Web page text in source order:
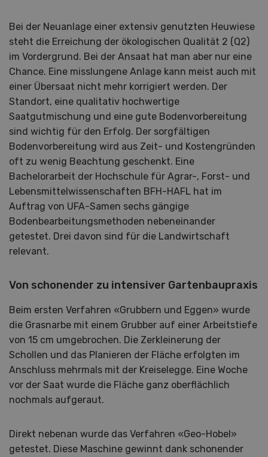
Bei der Neuanlage einer extensiv genutzten Heuwiese
steht die Erreichung der ökologischen Qualität 2 (Q2)
im Vordergrund. Bei der Ansaat hat man aber nur eine
Chance. Eine misslungene Anlage kann meist auch mit
einer Übersaat nicht mehr korrigiert werden. Der
Standort, eine qualitativ hochwertige
Saatgutmischung und eine gute Bodenvorbereitung
sind wichtig für den Erfolg. Der sorgfältigen
Bodenvorbereitung wird aus Zeit- und Kostengründen
oft zu wenig Beachtung geschenkt. Eine
Bachelorarbeit der Hochschule für Agrar-, Forst- und
Lebensmittelwissenschaften BFH-HAFL hat im
Auftrag von UFA-Samen sechs gängige
Bodenbearbeitungsmethoden nebeneinander
getestet. Drei davon sind für die Landwirtschaft
relevant.
Von schonender zu intensiver Gartenbaupraxis
Beim ersten Verfahren «Grubbern und Eggen» wurde
die Grasnarbe mit einem Grubber auf einer Arbeitstiefe
von 15 cm umgebrochen. Die Zerkleinerung der
Schollen und das Planieren der Fläche erfolgten im
Anschluss mehrmals mit der Kreiselegge. Eine Woche
vor der Saat wurde die Fläche ganz oberflächlich
nochmals aufgeraut.
Direkt nebenan wurde das Verfahren «Geo-Hobel»
getestet. Diese Maschine gewinnt dank schonender